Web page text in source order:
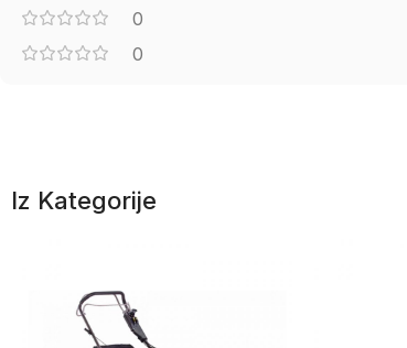
0
0
Iz Kategorije